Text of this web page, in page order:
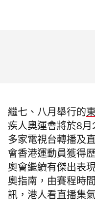
繼七、八月舉行的
疾人奧運會將於8
多家電視台轉播及
會香港運動員獲得
奧會繼續有傑出表
奧指南，由賽程時
訊，港人看直播集